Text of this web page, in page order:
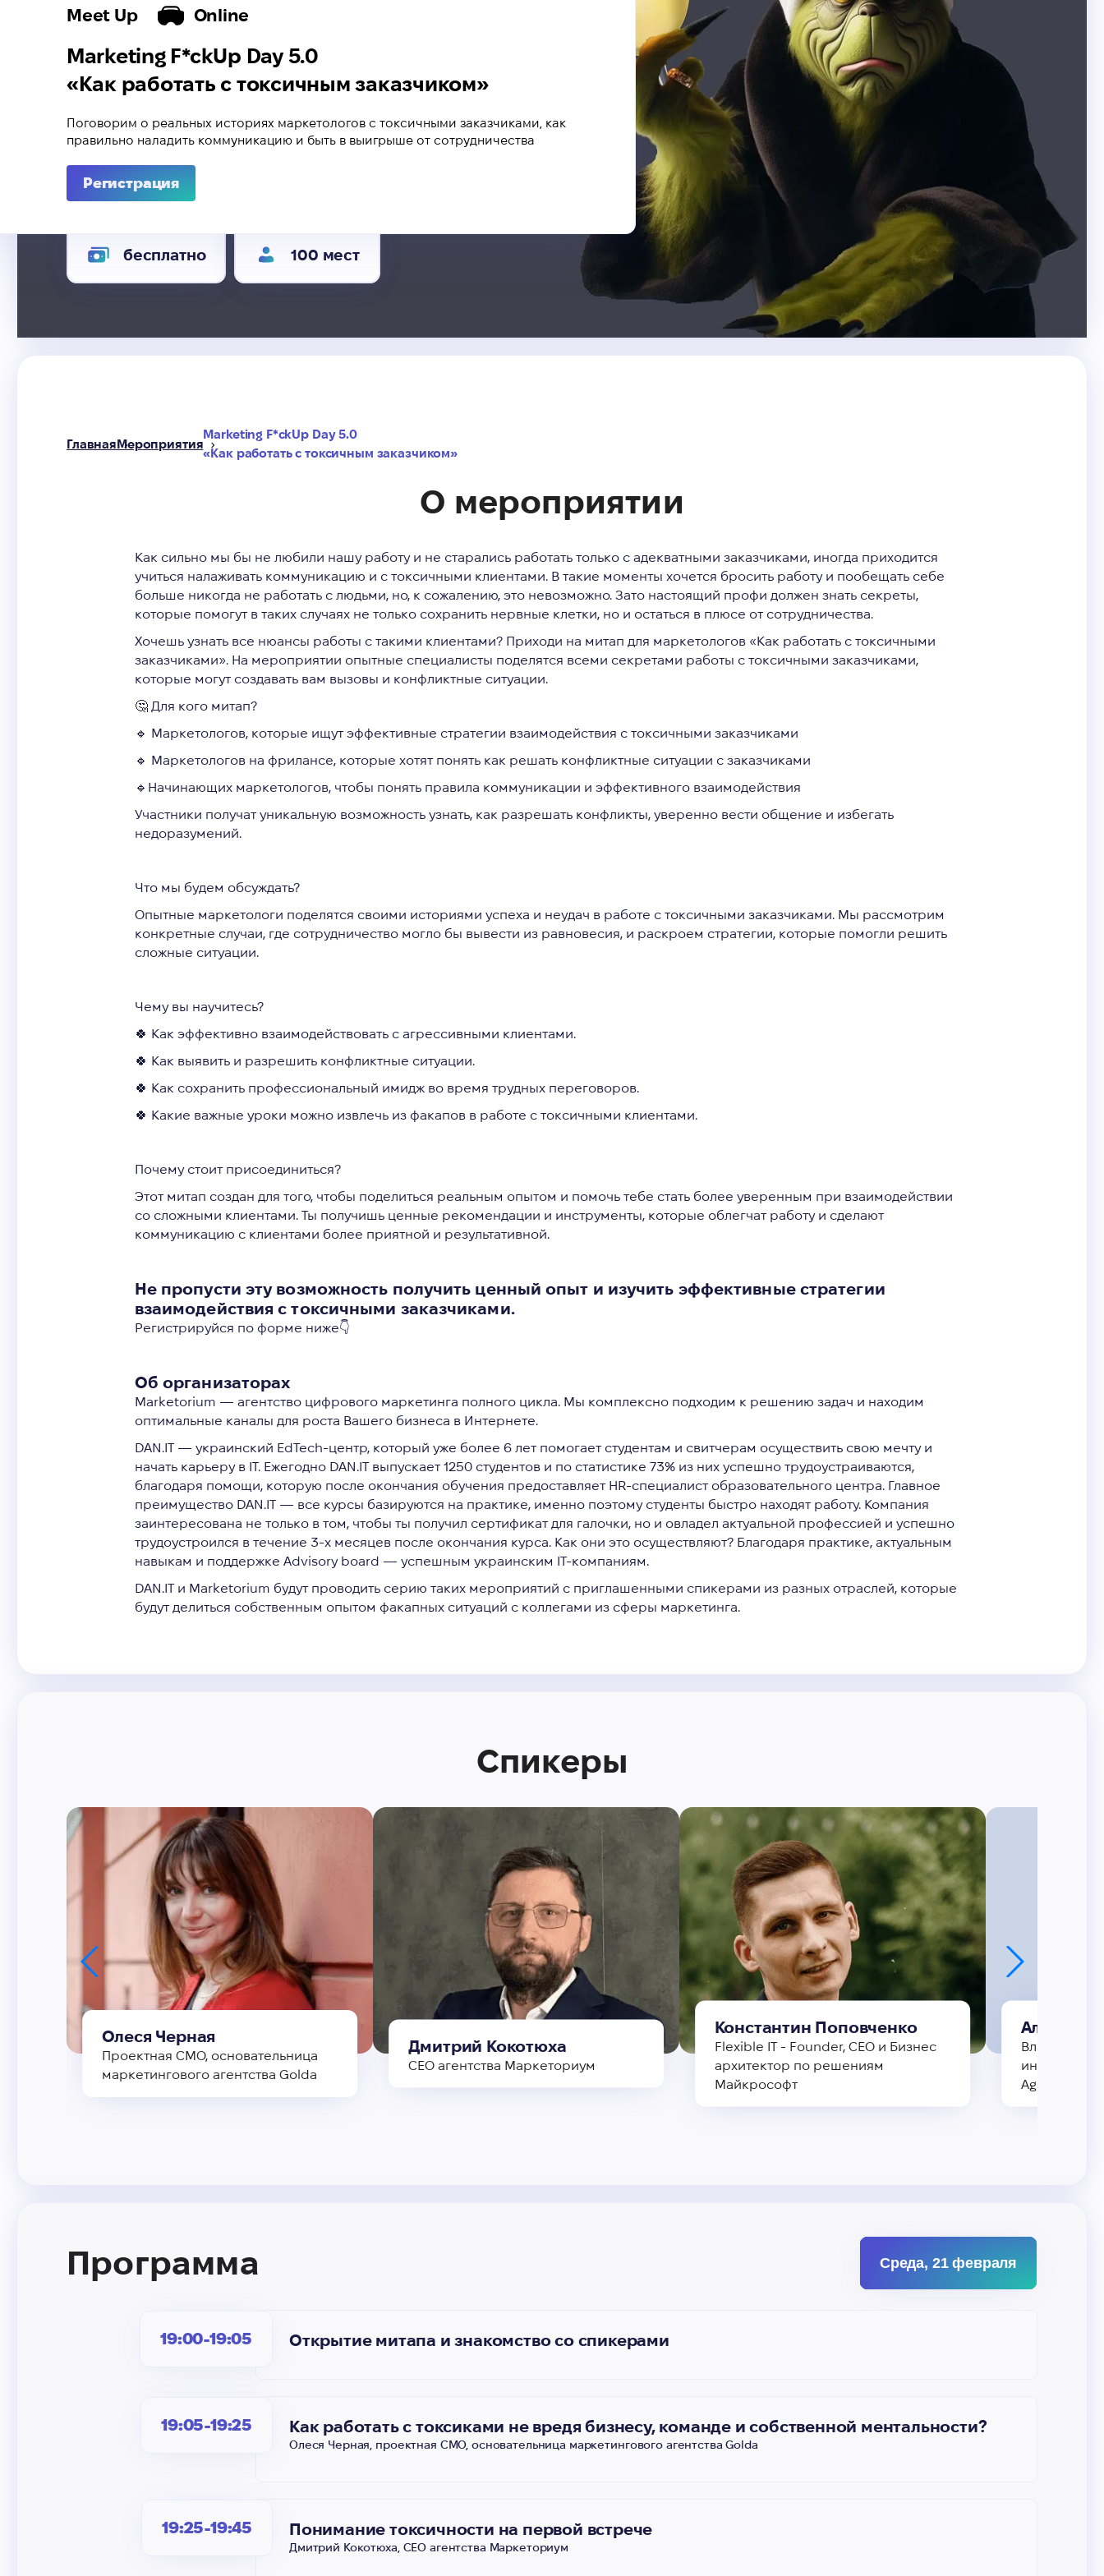
Meet Up Online
Marketing F*ckUp Day 5.0
«Как работать с токсичным заказчиком»
Поговорим о реальных историях маркетологов с токсичными заказчиками, как
правильно наладить коммуникацию и быть в выигрыше от сотрудничества
Регистрация
бесплатно 100 мест
ГлавнаяМероприятия
Marketing F*ckUp Day 5.0
«Как работать с токсичным заказчиком»
О мероприятии
Как сильно мы бы не любили нашу работу и не старались работать только с адекватными заказчиками, иногда приходится
учиться налаживать коммуникацию и с токсичными клиентами. В такие моменты хочется бросить работу и пообещать себе
больше никогда не работать с людьми, но, к сожалению, это невозможно. Зато настоящий профи должен знать секреты,
которые помогут в таких случаях не только сохранить нервные клетки, но и остаться в плюсе от сотрудничества.
Хочешь узнать все нюансы работы с такими клиентами? Приходи на митап для маркетологов «Как работать с токсичными
заказчиками». На мероприятии опытные специалисты поделятся всеми секретами работы с токсичными заказчиками,
которые могут создавать вам вызовы и конфликтные ситуации.
🤔 Для кого митап?
🔹 Маркетологов, которые ищут эффективные стратегии взаимодействия с токсичными заказчиками
🔹 Маркетологов на фрилансе, которые хотят понять как решать конфликтные ситуации с заказчиками
🔹Начинающих маркетологов, чтобы понять правила коммуникации и эффективного взаимодействия
Участники получат уникальную возможность узнать, как разрешать конфликты, уверенно вести общение и избегать
недоразумений.
Что мы будем обсуждать?
Опытные маркетологи поделятся своими историями успеха и неудач в работе с токсичными заказчиками. Мы рассмотрим
конкретные случаи, где сотрудничество могло бы вывести из равновесия, и раскроем стратегии, которые помогли решить
сложные ситуации.
Чему вы научитесь?
🍀 Как эффективно взаимодействовать с агрессивными клиентами.
🍀 Как выявить и разрешить конфликтные ситуации.
🍀 Как сохранить профессиональный имидж во время трудных переговоров.
🍀 Какие важные уроки можно извлечь из факапов в работе с токсичными клиентами.
Почему стоит присоединиться?
Этот митап создан для того, чтобы поделиться реальным опытом и помочь тебе стать более уверенным при взаимодействии
со сложными клиентами. Ты получишь ценные рекомендации и инструменты, которые облегчат работу и сделают
коммуникацию с клиентами более приятной и результативной.
Не пропусти эту возможность получить ценный опыт и изучить эффективные стратегии
взаимодействия с токсичными заказчиками.
Регистрируйся по форме ниже👇
Об организаторах
Marketorium — агентство цифрового маркетинга полного цикла. Мы комплексно подходим к решению задач и находим
оптимальные каналы для роста Вашего бизнеса в Интернете.
DAN.IT— украинский EdTech-центр, который уже более 6 лет помогает студентам и свитчерам осуществить свою мечту и
начать карьеру в IT. Ежегодно DAN.IT выпускает 1250 студентов и по статистике 73% из них успешно трудоустраиваются,
благодаря помощи, которую после окончания обучения предоставляет HR-специалист образовательного центра. Главное
преимущество DAN.IT — все курсы базируются на практике, именно поэтому студенты быстро находят работу. Компания
заинтересована не только в том, чтобы ты получил сертификат для галочки, но и овладел актуальной профессией и успешно
трудоустроился в течение 3-х месяцев после окончания курса. Как они это осуществляют? Благодаря практике, актуальным
навыкам и поддержке Advisory board — успешным украинским IT-компаниям.
DAN.IT и Marketorium будут проводить серию таких мероприятий с приглашенными спикерами из разных отраслей, которые
будут делиться собственным опытом факапных ситуаций с коллегами из сферы маркетинга.
Спикеры
Олеся Черная
Проектная СМО, основательница
маркетингового агентства Golda
Дмитрий Кокотюха
СЕО агентства Маркеториум
Константин Поповченко
Flexible IT - Founder, CEO и Бизнес
архитектор по решениям
Майкрософт
Алина
Владелица
интернет-
Agency
Программа Среда, 21 февраля
19:00-19:05 Открытие митапа и знакомство со спикерами
19:05-19:25 Как работать с токсиками не вредя бизнесу, команде и собственной ментальности?
Олеся Черная, проектная СМО, основательница маркетингового агентства Golda
19:25-19:45 Понимание токсичности на первой встрече
Дмитрий Кокотюха, СЕО агентства Маркеториум